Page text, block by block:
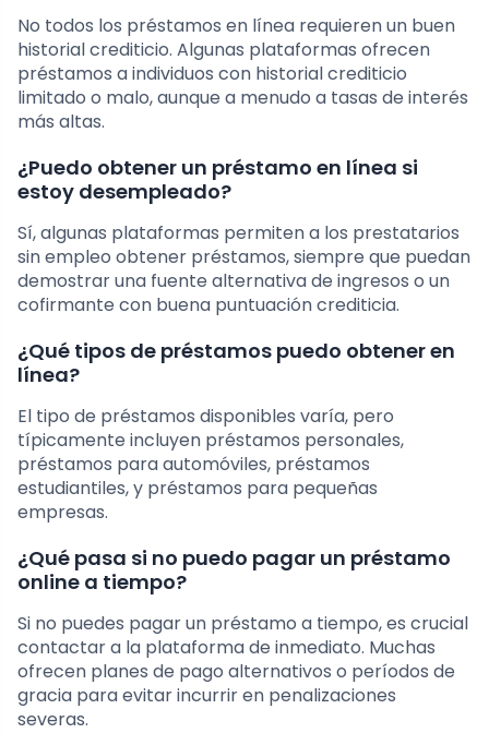
No todos los préstamos en línea requieren un buen
historial crediticio. Algunas plataformas ofrecen
préstamos a individuos con historial crediticio
limitado o malo, aunque a menudo a tasas de interés
más altas.
¿Puedo obtener un préstamo en línea si
estoy desempleado?
Sí, algunas plataformas permiten a los prestatarios
sin empleo obtener préstamos, siempre que puedan
demostrar una fuente alternativa de ingresos o un
cofirmante con buena puntuación crediticia.
¿Qué tipos de préstamos puedo obtener en
línea?
El tipo de préstamos disponibles varía, pero
típicamente incluyen préstamos personales,
préstamos para automóviles, préstamos
estudiantiles, y préstamos para pequeñas
empresas.
¿Qué pasa si no puedo pagar un préstamo
online a tiempo?
Si no puedes pagar un préstamo a tiempo, es crucial
contactar a la plataforma de inmediato. Muchas
ofrecen planes de pago alternativos o períodos de
gracia para evitar incurrir en penalizaciones
severas.